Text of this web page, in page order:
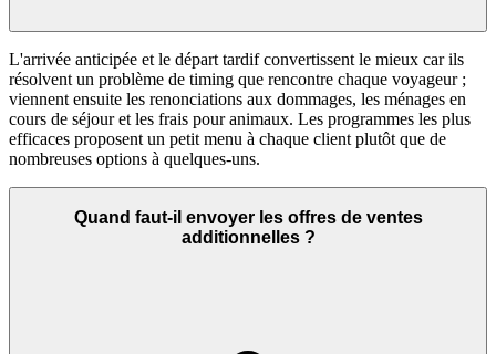
L'arrivée anticipée et le départ tardif convertissent le mieux car ils
résolvent un problème de timing que rencontre chaque voyageur ;
viennent ensuite les renonciations aux dommages, les ménages en
cours de séjour et les frais pour animaux. Les programmes les plus
efficaces proposent un petit menu à chaque client plutôt que de
nombreuses options à quelques-uns.
Quand faut-il envoyer les offres de ventes
additionnelles ?